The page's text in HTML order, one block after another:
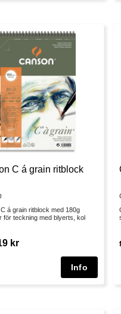
C á grain ritblock
á grain ritblock med 180g
för teckning med blyerts, kol
kr